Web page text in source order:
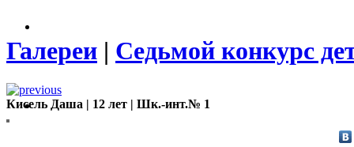
Галереи | Седьмой конкурс
Кисель Даша | 12 лет | Шк.-инт.№ 1